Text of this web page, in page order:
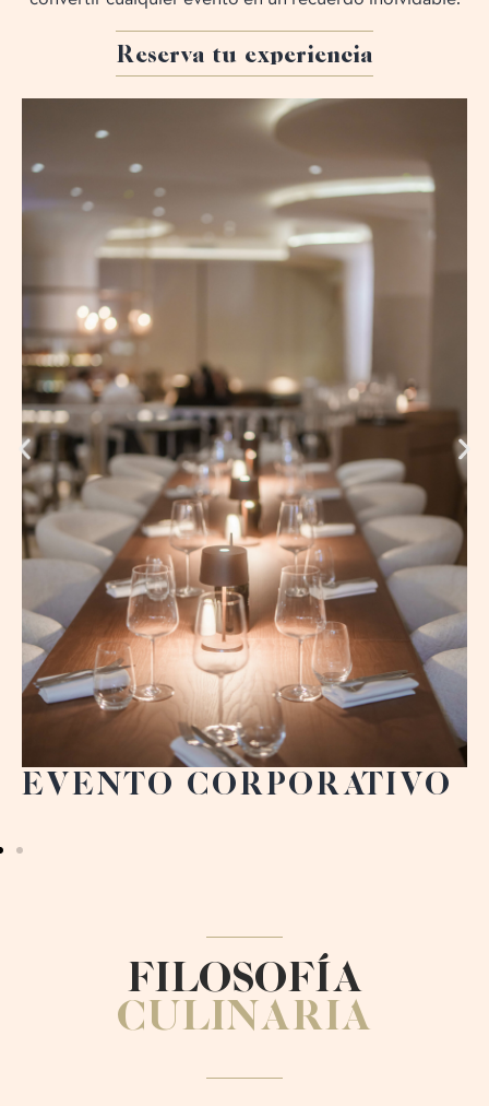
Reserva tu experiencia
EVENTO CORPORATIVO
FILOSOFÍA
CULINARIA